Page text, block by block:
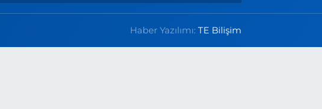
Haber Yazılımı:TE Bilişim